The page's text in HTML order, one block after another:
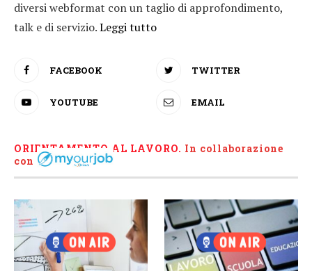
diversi webformat con un taglio di approfondimento,
talk e di servizio.Leggi tutto
FACEBOOK TWITTER
YOUTUBE EMAIL
ORIENTAMENTO AL LAVORO. In collaborazione
con